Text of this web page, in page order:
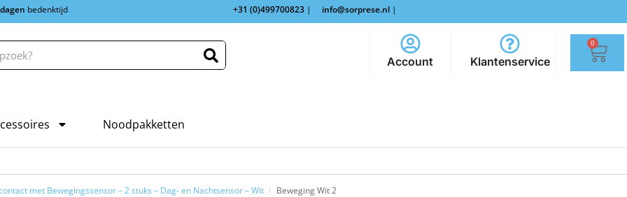
bedenktijd +31 (0)499700823 | info@sorprese.nl |
Account Klantenservice
0
Noodpakketten
met Bewegingssensor – 2 stuks – Dag- en Nachtsensor – Wit / Beweging Wit 2